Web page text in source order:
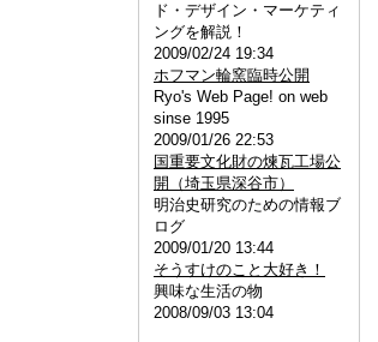
ド・デザイン・マーケティ
ングを解説！
2009/02/24 19:34
ホフマン輪窯臨時公開
Ryo's Web Page! on web
sinse 1995
2009/01/26 22:53
国重要文化財の煉瓦工場公
開（埼玉県深谷市）
明治史研究のための情報ブ
ログ
2009/01/20 13:44
そうすけのこと大好き！
興味な生活の物
2008/09/03 13:04